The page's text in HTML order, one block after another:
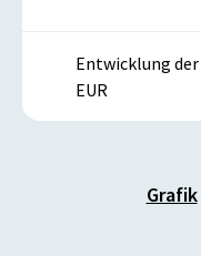
Grafik
Entwicklung
EUR